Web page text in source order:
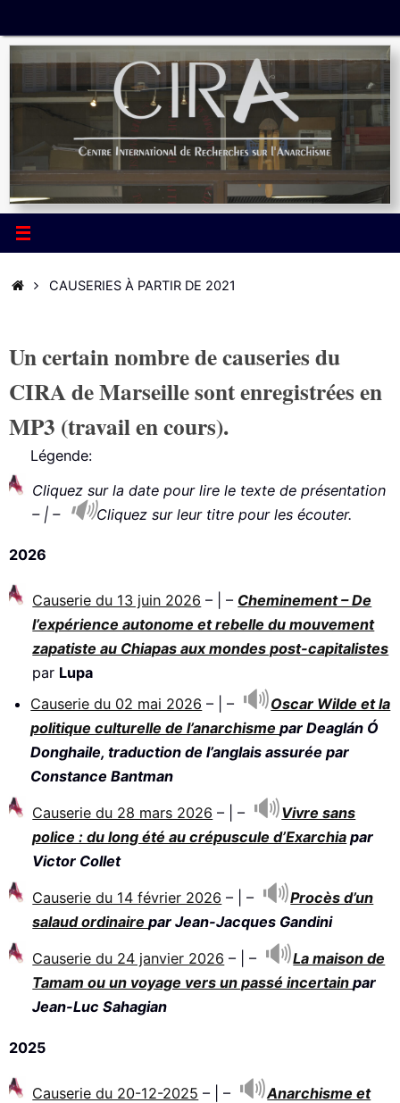
au
contenu
ACCUEIL
CAUSERIES À PARTIR DE 2021
Un certain nombre de causeries du
CIRA de Marseille sont enregistrées en
MP3 (travail en cours).
Légende:
Cliquez sur la date pour lire le texte de présentation
– | –
Cliquez sur leur titre pour les écouter.
2026
Causerie du 13 juin 2026 – | – Cheminement – De
l’expérience autonome et rebelle du mouvement
zapatiste au Chiapas aux mondes post-capitalistes
par Lupa
Causerie du 02 mai 2026 – | –
Oscar Wilde et la
politique culturelle de l’anarchismepar Deaglán Ó
Donghaile, traduction de l’anglais assurée par
Constance Bantman
Causerie du 28 mars 2026 – | –
Vivre sans
police : du long été au crépuscule d’Exarchia par
Victor Collet
Causerie du 14 février 2026 – | –
Procès d’un
salaud ordinairepar Jean-Jacques Gandini
Causerie du 24 janvier 2026 – | –
La maison de
Tamam ou un voyage vers un passé incertainpar
Jean-Luc Sahagian
2025
Causerie du 20-12-2025 – | –
Anarchisme et